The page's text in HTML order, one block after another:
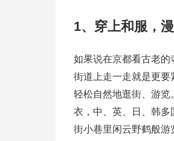
1、穿上和服，
如果说在京都看古老
街道上走一走就是更要
轻松自然地逛街、游
衣，中、英、日、韩
街小巷里闲云野鹤般游